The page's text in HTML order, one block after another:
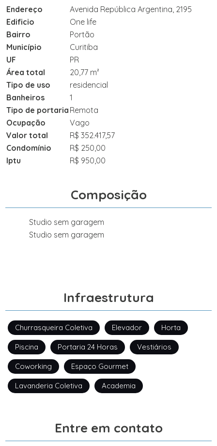
Endereço
Avenida República Argentina, 2195
Edificio
One life
Bairro
Portão
Município
Curitiba
UF
PR
Área total
20,77 m²
Tipo de uso
residencial
Banheiros
1
Tipo de portaria Remota
Ocupação
Vago
Valor total
R$ 352.417,57
Condomínio
R$ 250,00
Iptu
R$ 950,00
Composição
Studio sem garagem
Studio sem garagem
Infraestrutura
Churrasqueira Coletiva Elevador Horta
Piscina Portaria 24 Horas Vestiários
Coworking Espaço Gourmet
Lavanderia Coletiva Academia
Entre em contato